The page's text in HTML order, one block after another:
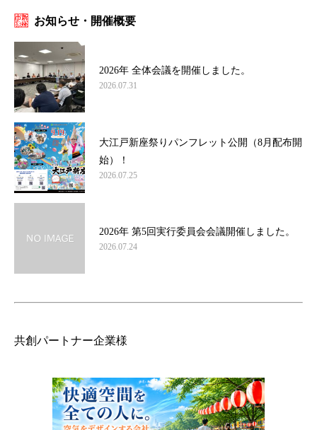
お知らせ・開催概要
2026年 全体会議を開催しました。
2026.07.31
大江戸新座祭りパンフレット公開（8月配布開
始）！
2026.07.25
2026年 第5回実行委員会会議開催しました。
2026.07.24
共創パートナー企業様